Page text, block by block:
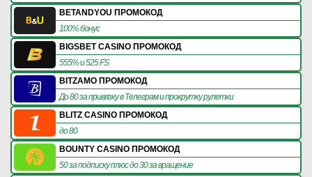
BETANDYOU ПРОМОКОД
100% бонус
BIGSBET CASINO ПРОМОКОД
555% и 525 FS
BITZAMO ПРОМОКОД
До 80 за привязку в Телеграм и прокрутку рулетки
BLITZ CASINO ПРОМОКОД
до 80
BOUNTY CASINO ПРОМОКОД
50 за подписку плюс до 30 за вращение